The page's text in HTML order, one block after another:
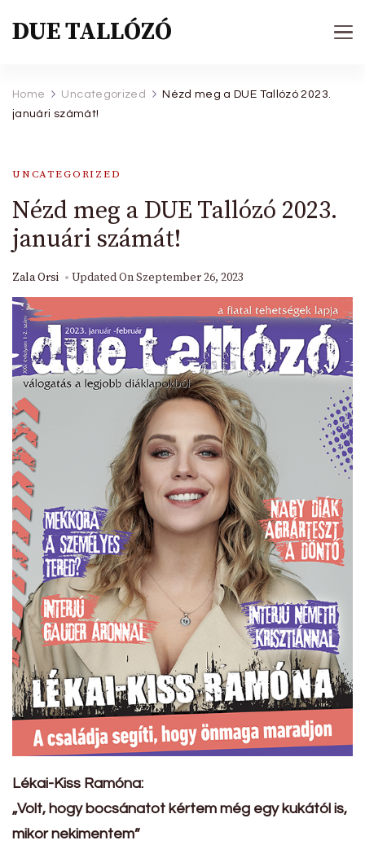
DUE TALLÓZÓ
Home Uncategorized
Nézd meg a DUE Tallózó 2023.
januári számát!
UNCATEGORIZED
Nézd meg a DUE Tallózó 2023.
januári számát!
Zala Orsi Updated OnSzeptember 26, 2023
Lékai-Kiss Ramóna:
„Volt, hogy bocsánatot kértem még egy kukától is,
mikor nekimentem”